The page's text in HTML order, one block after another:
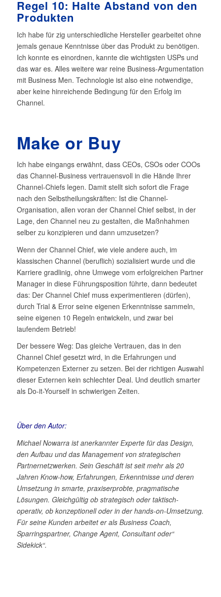
Regel 10: Halte Abstand von den
Produkten
Ich habe für zig unterschiedliche Hersteller gearbeitet ohne
jemals genaue Kenntnisse über das Produkt zu benötigen.
Ich konnte es einordnen, kannte die wichtigsten USPs und
das war es. Alles weitere war reine Business-Argumentation
mit Business Men. Technologie ist also eine notwendige,
aber keine hinreichende Bedingung für den Erfolg im
Channel.
Make or Buy
Ich habe eingangs erwähnt, dass CEOs, CSOs oder COOs
das Channel-Business vertrauensvoll in die Hände Ihrer
Channel-Chiefs legen. Damit stellt sich sofort die Frage
nach den Selbstheilungskräften: Ist die Channel-
Organisation, allen voran der Channel Chief selbst, in der
Lage, den Channel neu zu gestalten, die Maßnhahmen
selber zu konzipieren und dann umzusetzen?
Wenn der Channel Chief, wie viele andere auch, im
klassischen Channel (beruflich) sozialisiert wurde und die
Karriere gradlinig, ohne Umwege vom erfolgreichen Partner
Manager in diese Führungsposition führte, dann bedeutet
das: Der Channel Chief muss experimentieren (dürfen),
durch Trial & Error seine eigenen Erkenntnisse sammeln,
seine eigenen 10 Regeln entwickeln, und zwar bei
laufendem Betrieb!
Der bessere Weg: Das gleiche Vertrauen, das in den
Channel Chief gesetzt wird, in die Erfahrungen und
Kompetenzen Externer zu setzen. Bei der richtigen Auswahl
dieser Externen kein schlechter Deal. Und deutlich smarter
als Do-it-Yourself in schwierigen Zeiten.
Über den Autor:
Michael Nowarra ist anerkannter Experte für das Design,
den Aufbau und das Management von strategischen
Partnernetzwerken. Sein Geschäft ist seit mehr als 20
Jahren Know-how, Erfahrungen, Erkenntnisse und deren
Umsetzung in smarte, praxiserprobte, pragmatische
Lösungen. Gleichgültig ob strategisch oder taktisch-
operativ, ob konzeptionell oder in der hands-on-Umsetzung.
Für seine Kunden arbeitet er als Business Coach,
Sparringspartner, Change Agent, Consultant oder“
Sidekick“.